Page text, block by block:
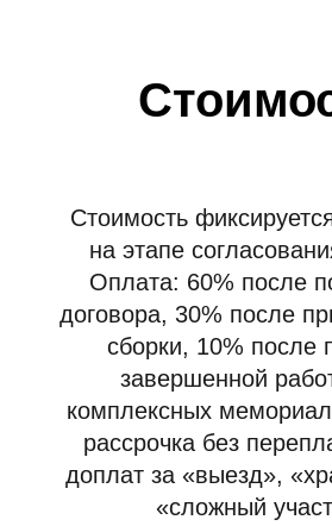
Стоимость
на этапе
Оплата: 60% после
договора, 30% после
сборки, 10% после
завершенной
комплексных
рассрочка без
доплат за «выезд»,
«сложный